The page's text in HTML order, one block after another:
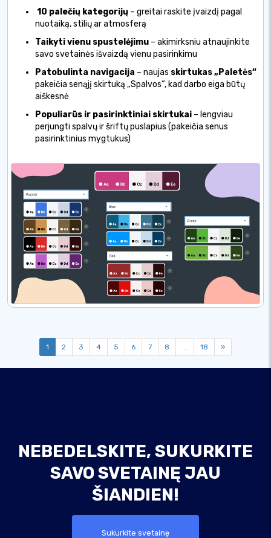
10 palečių kategorijų – greitai raskite įvaizdį pagal
nuotaiką, stilių ar atmosferą
Taikyti vienu spustelėjimu – akimirksniu atnaujinkite
savo svetainės išvaizdą vienu pasirinkimu
Patobulinta navigacija – naujas skirtukas „Paletės“
pakeičia senąjį skirtuką „Spalvos“, kad darbo eiga būtų
aiškesnė
Populiarūs ir pasirinktiniai skirtukai – lengviau
perjungti spalvų ir šriftų puslapius (pakeičia senus
pasirinktinius mygtukus)
1 2 3 4 5 6 7 8 ... 18 »
NEBEDELSKITE, SUKURKITE
SAVO SVETAINĘ JAU
ŠIANDIEN!
Sukurkite svetainę